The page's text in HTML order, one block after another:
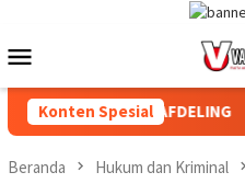
konten
Mobile
Konten Spesial
DAN AFDELING
Beranda Hukum dan Kriminal